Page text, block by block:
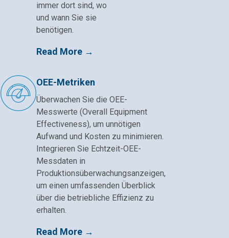
immer dort sind, wo
und wann Sie sie
benötigen.
Read More →
OEE-Metriken
Überwachen Sie die OEE-
Messwerte (Overall Equipment
Effectiveness), um unnötigen
Aufwand und Kosten zu minimieren.
Integrieren Sie Echtzeit-OEE-
Messdaten in
Produktionsüberwachungsanzeigen,
um einen umfassenden Überblick
über die betriebliche Effizienz zu
erhalten.
Read More →